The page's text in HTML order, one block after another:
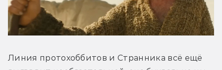
Линия протохоббитов и Странника всё ещё